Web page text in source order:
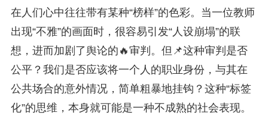
在人们心中往往带有某种“榜样”的色彩。当一位教师
出现“不雅”的画面时，很容易引发“人设崩塌”的联
想，进而加剧了舆论的🔥审判。但📌这种审判是否
公平？我们是否应该将一个人的职业身份，与其在
公共场合的意外情况，简单粗暴地挂钩？这种“标签
化”的思维，本身就可能是一种不成熟的社会表现。